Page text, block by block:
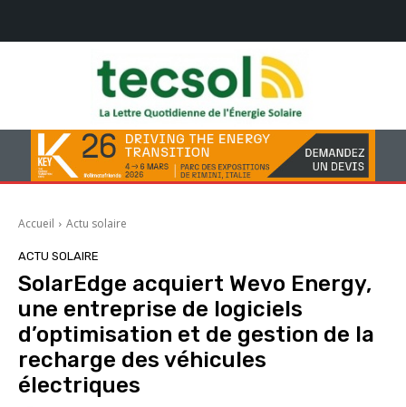
Accueil Actu solaire
ACTU SOLAIRE
SolarEdge acquiert Wevo Energy,
une entreprise de logiciels
d’optimisation et de gestion de la
recharge des véhicules
électriques